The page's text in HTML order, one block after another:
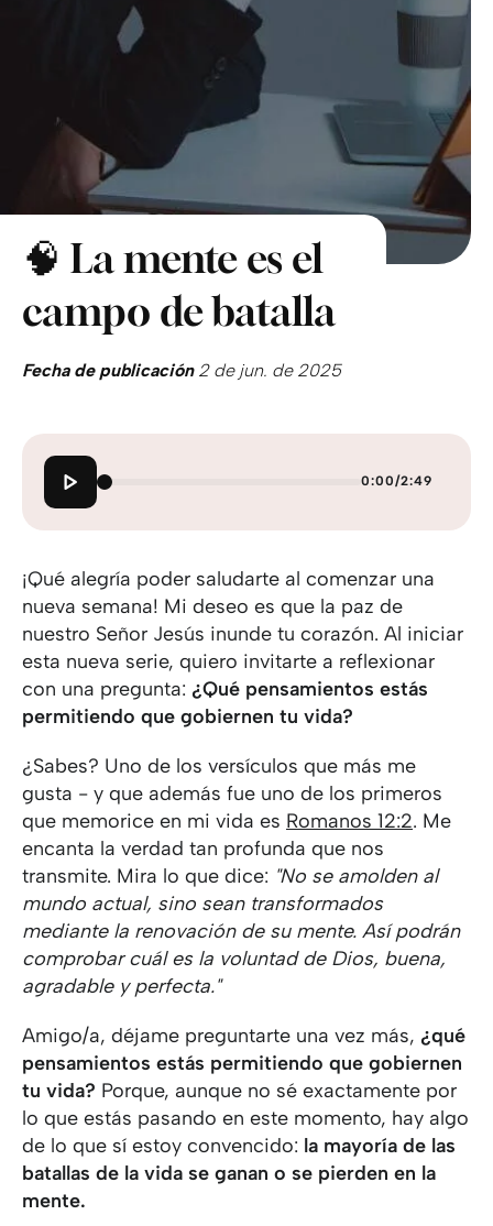
🧠 La mente es el
campo de batalla
Fecha de publicación2 de jun. de 2025
0:00/2:49
¡Qué alegría poder saludarte al comenzar una
nueva semana! Mi deseo es que la paz de
nuestro Señor Jesús inunde tu corazón. Al iniciar
esta nueva serie, quiero invitarte a reflexionar
con una pregunta: ¿Qué pensamientos estás
permitiendo que gobiernen tu vida?
¿Sabes? Uno de los versículos que más me
gusta - y que además fue uno de los primeros
que memorice en mi vida es Romanos 12:2. Me
encanta la verdad tan profunda que nos
transmite. Mira lo que dice: "No se amolden al
mundo actual, sino sean transformados
mediante la renovación de su mente. Así podrán
comprobar cuál es la voluntad de Dios, buena,
agradable y perfecta."
Amigo/a, déjame preguntarte una vez más, ¿qué
pensamientos estás permitiendo que gobiernen
tu vida? Porque, aunque no sé exactamente por
lo que estás pasando en este momento, hay algo
de lo que sí estoy convencido: la mayoría de las
batallas de la vida se ganan o se pierden en la
mente.